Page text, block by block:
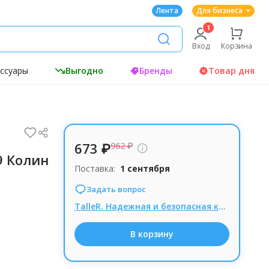
Лента Для бизнеса
Вход Корзина
Выгодно Бренды Товар дня
Колин
673 ₽962 ₽
Поставка: 1 сентября
Задать вопрос
TalleR. Надежная и безопасная кухонная посуда премиум класса! РАСПРОДАЖА! УЦЕНКА -30%
В корзину